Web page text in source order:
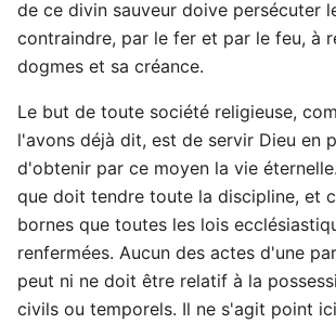
de ce divin sauveur doive persécuter
contraindre, par le fer et par le feu, à
dogmes et sa créance.
Le but de toute société religieuse,
l'avons déjà dit, est de servir Dieu en
d'obtenir par ce moyen la vie
que doit tendre toute la discipline, et
bornes que toutes les lois
renfermées. Aucun des actes d'une
peut ni ne doit être relatif à la
civils ou temporels. Il ne s'agit point